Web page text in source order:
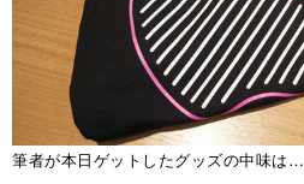
筆者が本日ゲットしたグッズの中味は…